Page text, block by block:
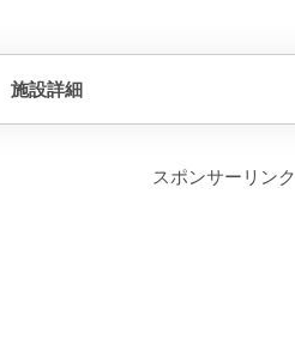
施設詳細
スポンサーリンク